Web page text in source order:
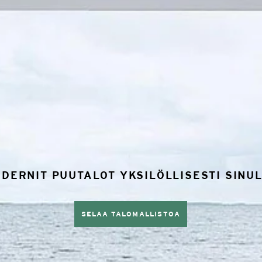
PUUTALOT YKSILÖLLISESTI
SELAA TALOMALLISTOA